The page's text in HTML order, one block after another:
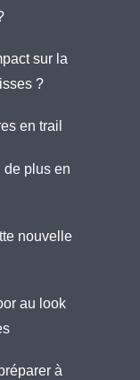
sur la
?
en trail
de plus en
nouvelle
au look
à